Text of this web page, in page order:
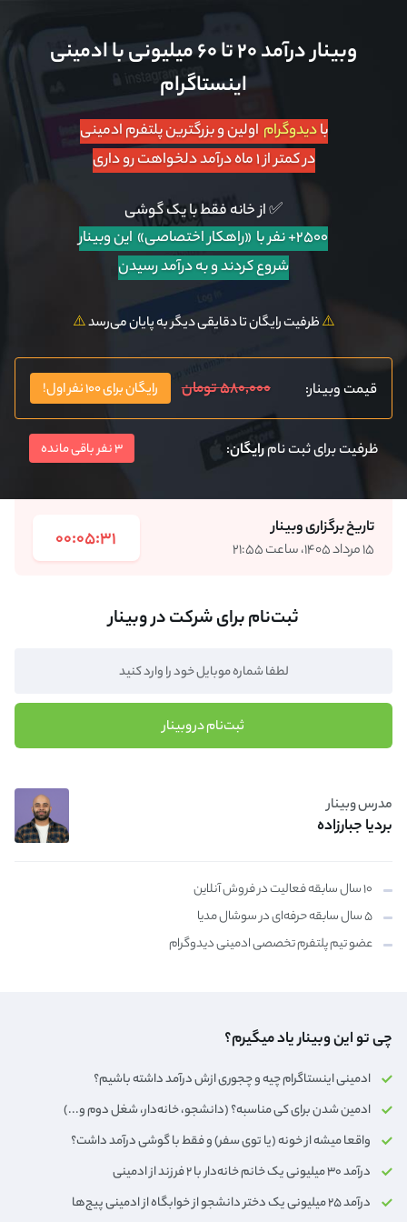
وبینار درآمد ۲۰ تا ۶۰ میلیونی با ادمینی
اینستاگرام
بادیدوگرام اولین و بزرگترین پلتفرم ادمینی
در کمتر از ۱ ماه درآمد دلخواهت رو داری
✅ از خانه فقط با یک گوشی
۲۵۰۰+ نفر با «راهکار اختصاصی»
این وبینار
شروع کردند و به درآمد رسیدن
⚠️ظرفیت رایگان تا دقایقی دیگر به پایان می‌رسد⚠️
قیمت وبینار: ۵۸۰,۰۰۰ تومان رایگان برای ۱۰۰ نفر اول!
ظرفیت برای ثبت نامرایگان: 3 نفر باقی مانده
تاریخ برگزاری وبینار
۱۵ مرداد ۱۴۰۵، ساعت ۲۱:۵۵ 00:05:31
ثبت‌نام برای شرکت در وبینار
ثبت‌نام در وبینار
مدرس وبینار
بردیا جبارزاده
۱۰ سال سابقه فعالیت در فروش آنلاین
۵ سال سابقه حرفه‌ای در سوشال مدیا
عضو تیم پلتفرم تخصصی ادمینی دیدوگرام
چی تو این وبینار یاد میگیرم؟
ادمینی اینستاگرام چیه و چجوری ازش درآمد داشته باشیم؟
ادمین شدن برای کی مناسبه؟ (دانشجو، خانه‌دار،‌ شغل دوم و...)
واقعا میشه از خونه (یا توی سفر) و فقط با گوشی درآمد داشت؟
درآمد ۳۰ میلیونی یک خانم خانه‌دار با ۲ فرزند از ادمینی
درآمد ۲۵ میلیونی یک دختر دانشجو از خوابگاه از ادمینی پیج‌ها